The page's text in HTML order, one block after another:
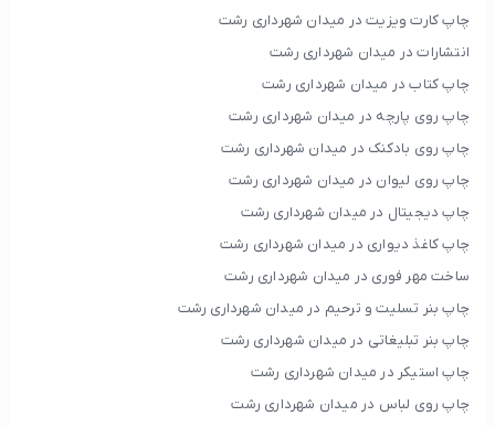
چاپ کارت ویزیت در میدان شهرداری رشت
انتشارات در میدان شهرداری رشت
چاپ کتاب در میدان شهرداری رشت
چاپ روی پارچه در میدان شهرداری رشت
چاپ روی بادکنک در میدان شهرداری رشت
چاپ روی لیوان در میدان شهرداری رشت
چاپ دیجیتال در میدان شهرداری رشت
چاپ کاغذ دیواری در میدان شهرداری رشت
ساخت مهر فوری در میدان شهرداری رشت
چاپ بنر تسلیت و ترحیم در میدان شهرداری رشت
چاپ بنر تبلیغاتی در میدان شهرداری رشت
چاپ استیکر در میدان شهرداری رشت
چاپ روی لباس در میدان شهرداری رشت